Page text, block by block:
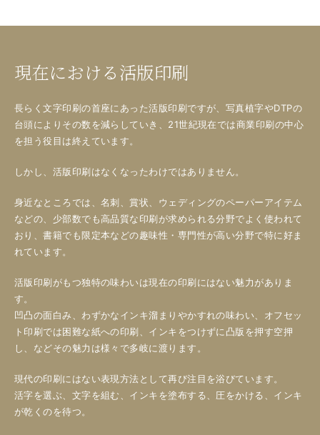
現在における活版印刷
長らく文字印刷の首座にあった活版印刷ですが、写真植字やDTPの
台頭によりその数を減らしていき、21世紀現在では商業印刷の中心
を担う役目は終えています。
しかし、活版印刷はなくなったわけではありません。
身近なところでは、名刺、賞状、ウェディングのペーパーアイテム
などの、少部数でも高品質な印刷が求められる分野でよく使われて
おり、書籍でも限定本などの趣味性・専門性が高い分野で特に好ま
れています。
活版印刷がもつ独特の味わいは現在の印刷にはない魅力がありま
す。
凹凸の面白み、わずかなインキ溜まりやかすれの味わい、オフセッ
ト印刷では困難な紙への印刷、インキをつけずに凸版を押す空押
し、などその魅力は様々で多岐に渡ります。
現代の印刷にはない表現方法として再び注目を浴びています。
活字を選ぶ、文字を組む、インキを塗布する、圧をかける、インキ
が乾くのを待つ。